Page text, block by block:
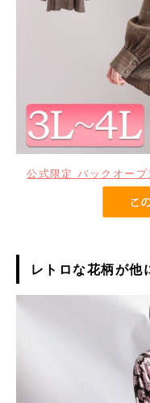
公式限定 バックオー
レトロな花柄が他